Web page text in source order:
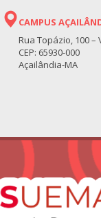
CAMPUS
Rua Topázio, 100 –
CEP: 65930-000
Açailândia-MA